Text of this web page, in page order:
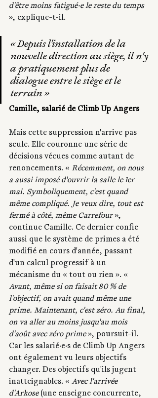
d'être moins fatigué·e le reste du temps
», explique-t-il.
« Depuis l'installation de la
nouvelle direction au siège, il n'y
a pratiquement plus de
dialogue entre le siège et le
terrain »
Camille, salarié de Climb Up Angers
Mais cette suppression n'arrive pas
seule. Elle couronne une série de
décisions vécues comme autant de
renoncements. « Récemment, on nous
a aussi imposé d'ouvrir la salle le 1er
mai. Symboliquement, c'est quand
même compliqué. Je veux dire, tout est
fermé à côté, même Carrefour »,
continue Camille. Ce dernier confie
aussi que le système de primes a été
modifié en cours d'année, passant
d'un calcul progressif à un
mécanisme du « tout ou rien ». «
Avant, même si on faisait 80 % de
l'objectif, on avait quand même une
prime. Maintenant, c'est zéro. Au final,
on va aller au moins jusqu'au mois
d'août avec zéro prime », poursuit-il.
Car les salarié·e·s de Climb Up Angers
ont également vu leurs objectifs
changer. Des objectifs qu'ils jugent
inatteignables. « Avec l'arrivée
d'Arkose (une enseigne concurrente,